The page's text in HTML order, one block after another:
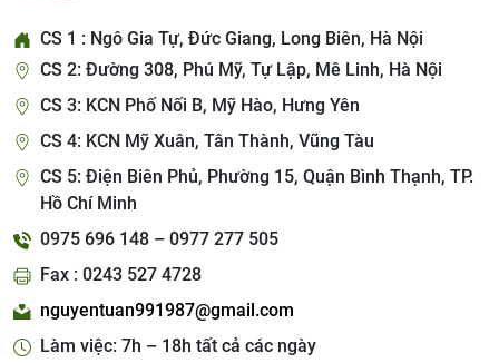
CS 1 : Ngô Gia Tự, Đức Giang, Long Biên, Hà Nội
CS 2: Đường 308, Phú Mỹ, Tự Lập, Mê Linh, Hà Nội
CS 3: KCN Phố Nối B, Mỹ Hào, Hưng Yên
CS 4: KCN Mỹ Xuân, Tân Thành, Vũng Tàu
CS 5: Điện Biên Phủ, Phường 15, Quận Bình Thạnh, TP.
Hồ Chí Minh
0975 696 148 – 0977 277 505
Fax : 0243 527 4728
nguyentuan991987@gmail.com
Làm việc: 7h – 18h tất cả các ngày